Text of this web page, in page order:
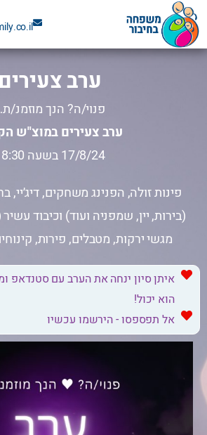
דילוג
לתוכן
ערב צעירים
פנוי/ה? הנך מוזמנ/
ערב צעירים במוצ"ש
17/8/24 בשעה 18:30
פינות זולה, הפנינג משחקים, דיג׳יי,
(בירות, יין, שמפניה ועוד) וכיבוד
מגשי ירקות, מטבלים, פירות,
איתן סיון ינחה את הערב עם סטנדאפ
הוא יכול!
אל תפספסו - הירשמו עכשיו